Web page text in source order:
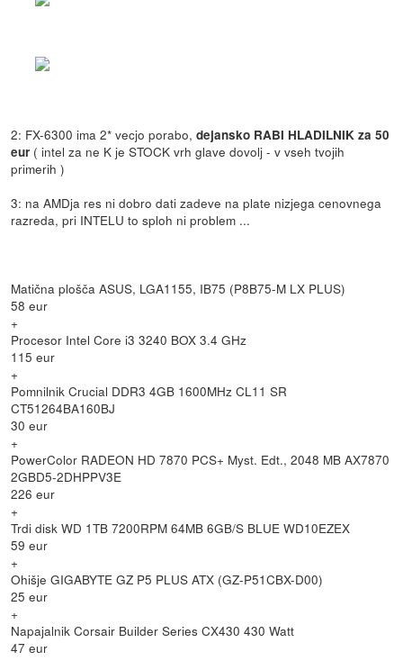
2: FX-6300 ima 2* vecjo porabo,dejansko RABI HLADILNIK za 50
eur ( intel za ne K je STOCK vrh glave dovolj - v vseh tvojih
primerih )
3: na AMDja res ni dobro dati zadeve na plate nizjega cenovnega
razreda, pri INTELU to sploh ni problem ...
Matična plošča ASUS, LGA1155, IB75 (P8B75-M LX PLUS)
58 eur
+
Procesor Intel Core i3 3240 BOX 3.4 GHz
115 eur
+
Pomnilnik Crucial DDR3 4GB 1600MHz CL11 SR
CT51264BA160BJ
30 eur
+
PowerColor RADEON HD 7870 PCS+ Myst. Edt., 2048 MB AX7870
2GBD5-2DHPPV3E
226 eur
+
Trdi disk WD 1TB 7200RPM 64MB 6GB/S BLUE WD10EZEX
59 eur
+
Ohišje GIGABYTE GZ P5 PLUS ATX (GZ-P51CBX-D00)
25 eur
+
Napajalnik Corsair Builder Series CX430 430 Watt
47 eur